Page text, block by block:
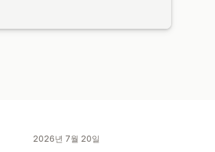
2026년 7월 20일